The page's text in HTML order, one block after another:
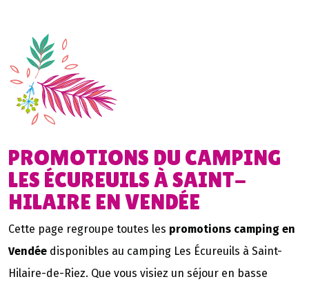
PROMOTIONS DU CAMPING
LES ÉCUREUILS À SAINT-
HILAIRE EN VENDÉE
Cette page regroupe toutes les promotions camping en
Vendée disponibles au camping Les Écureuils à Saint-
Hilaire-de-Riez. Que vous visiez un séjour en basse